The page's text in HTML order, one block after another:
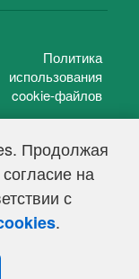
Продолжая
на
с
.
Политика
использования
cookie-файлов
39848, выдано